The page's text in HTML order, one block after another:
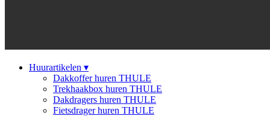
Huurartikelen ▾
Dakkoffer huren THULE
Trekhaakbox huren THULE
Dakdragers huren THULE
Fietsdrager huren THULE